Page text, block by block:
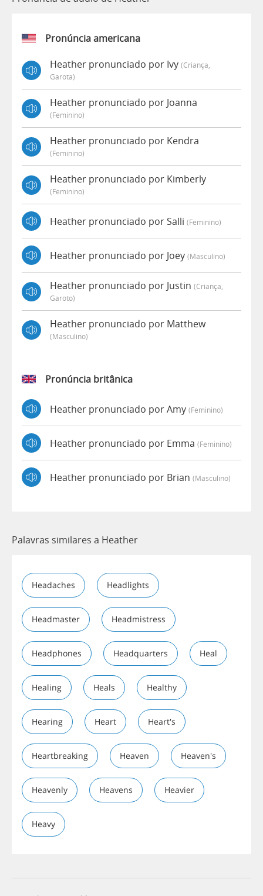
Pronúncia americana
Heather pronunciado por Ivy (criança,
Garota)
Heather pronunciado por Joanna
(feminino)
Heather pronunciado por Kendra
(feminino)
Heather pronunciado por Kimberly
(feminino)
Heather pronunciado por Salli (feminino)
Heather pronunciado por Joey (masculino)
Heather pronunciado por Justin (criança,
Garoto)
Heather pronunciado por Matthew
(masculino)
Pronúncia britânica
Heather pronunciado por Amy (feminino)
Heather pronunciado por Emma (feminino)
Heather pronunciado por Brian (masculino)
Palavras similares a Heather
Headaches Headlights
Headmaster Headmistress
Headphones Headquarters Heal
Healing Heals Healthy
Hearing Heart Heart's
Heartbreaking Heaven Heaven's
Heavenly Heavens Heavier
Heavy